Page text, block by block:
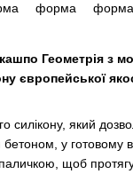
Геометрія з
європейської
силікону, який
у готовому
щоб